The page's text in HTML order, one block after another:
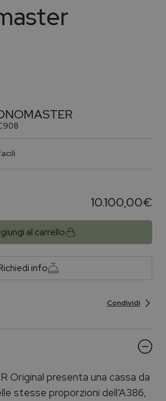
10.100,00€
al carrello
info
Condividi
Original presenta una cassa da
stesse proporzioni dell’A386,